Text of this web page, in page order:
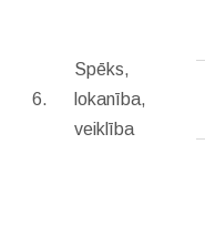
6.
Spēks,
lokanība,
veiklība